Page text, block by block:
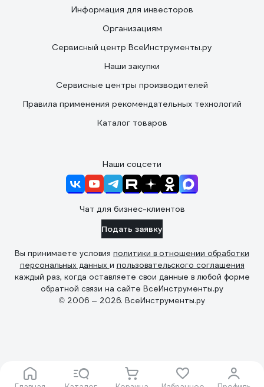
Информация для инвесторов
Организациям
Сервисный центр ВсеИнструменты.ру
Наши закупки
Сервисные центры производителей
Правила применения рекомендательных технологий
Каталог товаров
Наши соцсети
Чат для бизнес-клиентов
Подать заявку
Вы принимаете условия политики в отношении обработки
персональных данных и пользовательского соглашения
каждый раз, когда оставляете свои данные в любой форме
обратной связи на сайте ВсеИнструменты.ру
© 2006 — 2026. ВсеИнструменты.ру